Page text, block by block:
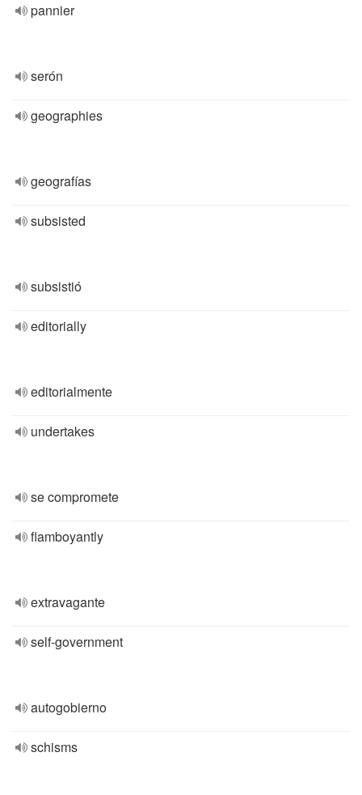
pannier
serón
geographies
geografías
subsisted
subsistió
editorially
editorialmente
undertakes
se compromete
flamboyantly
extravagante
self-government
autogobierno
schisms